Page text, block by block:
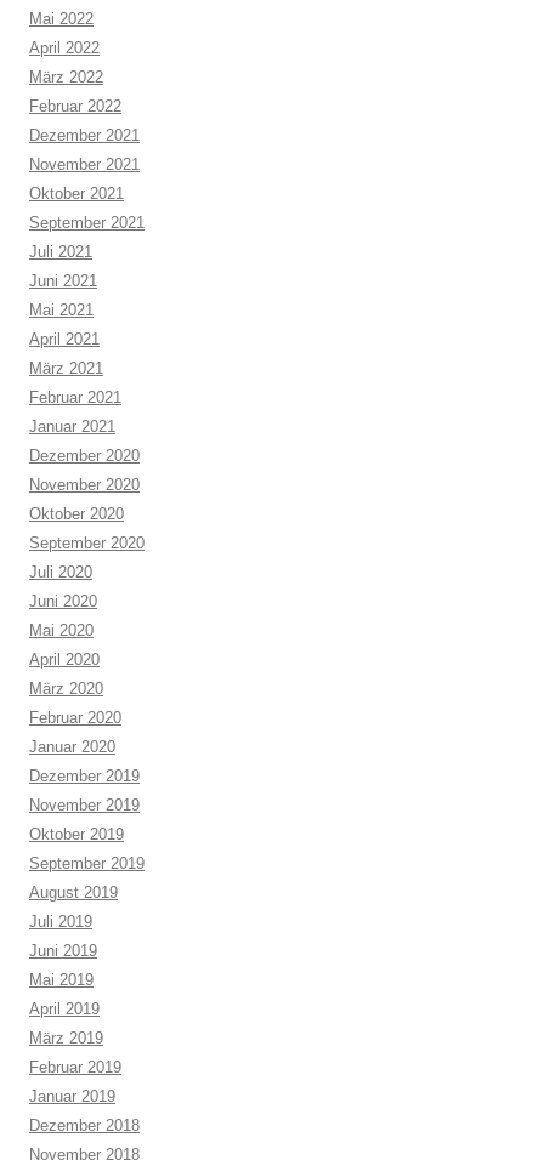
Mai 2022
April 2022
März 2022
Februar 2022
Dezember 2021
November 2021
Oktober 2021
September 2021
Juli 2021
Juni 2021
Mai 2021
April 2021
März 2021
Februar 2021
Januar 2021
Dezember 2020
November 2020
Oktober 2020
September 2020
Juli 2020
Juni 2020
Mai 2020
April 2020
März 2020
Februar 2020
Januar 2020
Dezember 2019
November 2019
Oktober 2019
September 2019
August 2019
Juli 2019
Juni 2019
Mai 2019
April 2019
März 2019
Februar 2019
Januar 2019
Dezember 2018
November 2018